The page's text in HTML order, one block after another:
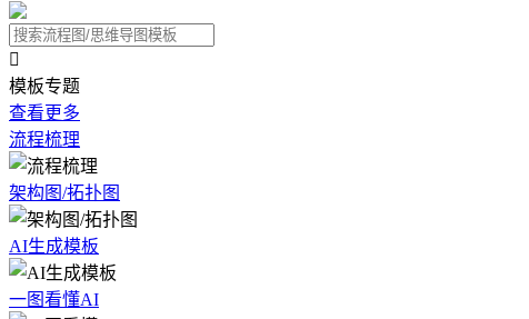

模板专题
查看更多
流程梳理
架构图/拓扑图
AI生成模板
一图看懂AI